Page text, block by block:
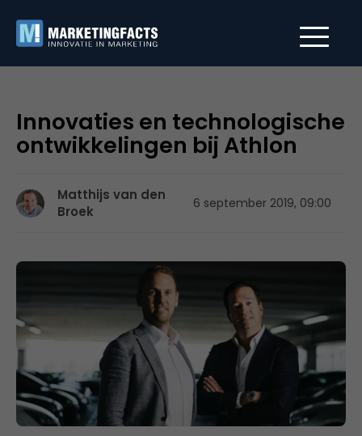
Innovaties en technologische
ontwikkelingen bij Athlon
Matthijs van den
Broek
6 september 2019, 09:00